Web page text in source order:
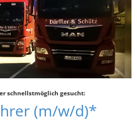
schnellstmöglich gesucht:
(m/w/d)*